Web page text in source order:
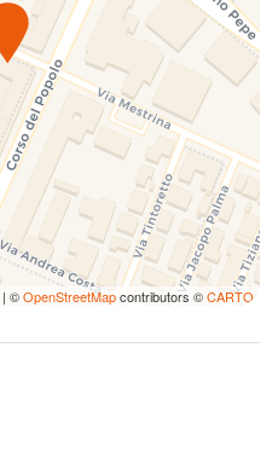
| ©OpenStreetMapcontributors ©CARTO